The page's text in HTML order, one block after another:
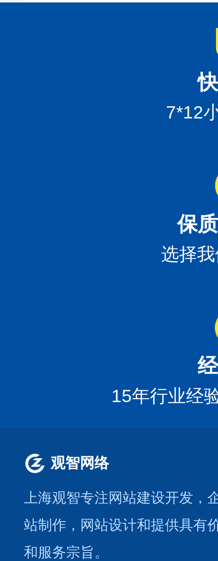
7*12
保
选择
15年行业经
观智网络
上海观智专注网站建设开发 ，
站制作 ， 网站设计和提供具有
和服务宗旨。